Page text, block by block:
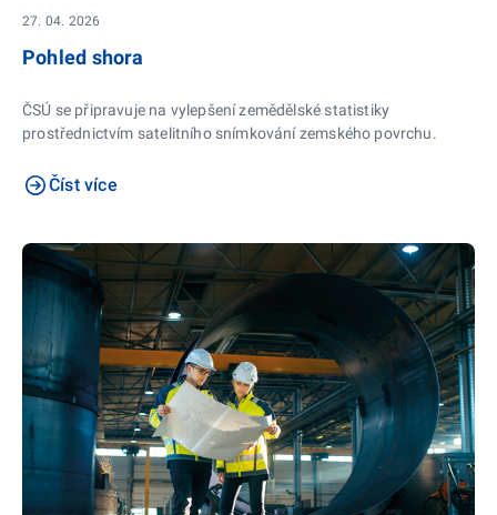
27. 04. 2026
Pohled shora
ČSÚ se připravuje na vylepšení zemědělské statistiky
prostřednictvím satelitního snímkování zemského povrchu.
Číst více